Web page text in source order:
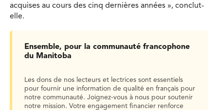
acquises au cours des cinq dernières années », conclut-
elle.
Ensemble, pour la communauté francophone
du Manitoba
Les dons de nos lecteurs et lectrices sont essentiels
pour fournir une information de qualité en français pour
notre communauté. Joignez-vous à nous pour soutenir
notre mission. Votre engagement financier renforce